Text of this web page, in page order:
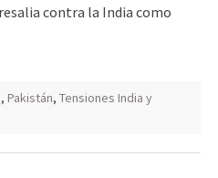
contra la India como
, Pakistán, Tensiones India y